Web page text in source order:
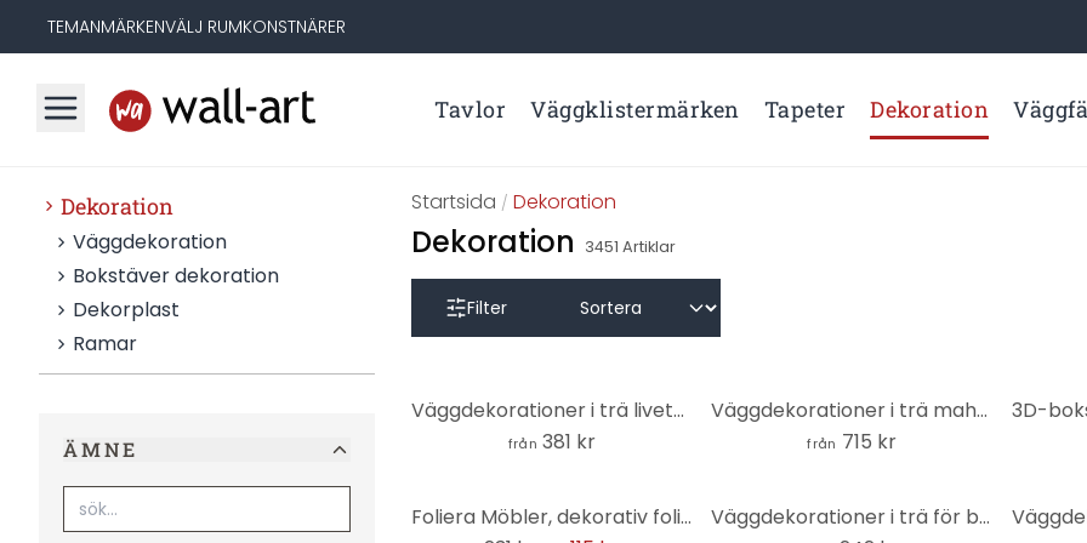
TEMANMÄRKENVÄLJ RUMKONSTNÄRER
Tavlor Väggklistermärken Tapeter Dekoration
Dekoration
Väggdekoration
Bokstäver dekoration
Dekorplast
Ramar
ÄMNE
Startsida / Dekoration
Dekoration 3451 Artiklar
Filter
Väggdekorationer i trä livets träd rund - MDF natur
från 381 kr
Väggdekorationer i trä mahogny origami fjädrar 3 delar
från 715 kr
Foliera Möbler, dekorativ folie - avtorkningsbar - Marmor 06
Väggdekorationer i trä för barnrummet flicka med hjärtballong - mahogny